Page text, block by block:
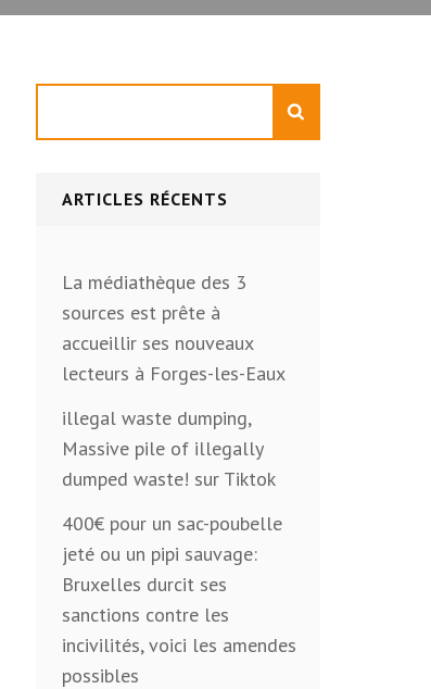
ARTICLES RÉCENTS
La médiathèque des 3
sources est prête à
accueillir ses nouveaux
lecteurs à Forges-les-Eaux
illegal waste dumping,
Massive pile of illegally
dumped waste! sur Tiktok
400€ pour un sac-poubelle
jeté ou un pipi sauvage:
Bruxelles durcit ses
sanctions contre les
incivilités, voici les amendes
possibles